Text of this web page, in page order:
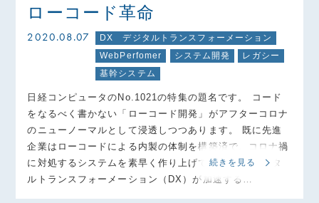
ローコード革命
2020.08.07
DX デジタルトランスフォーメーション
WebPerfomer
システム開発
レガシー
基幹システム
日経コンピュータのNo.1021の特集の題名です。 コード
をなるべく書かない「ローコード開発」がアフターコロナ
のニューノーマルとして浸透しつつあります。 既に先進
企業はローコードによる内製の体制を構築済で、コロナ禍
に対処するシステムを素早く作り上げています。 デジタ
ルトランスフォーメーション（DX）が加速する…
続きを見る